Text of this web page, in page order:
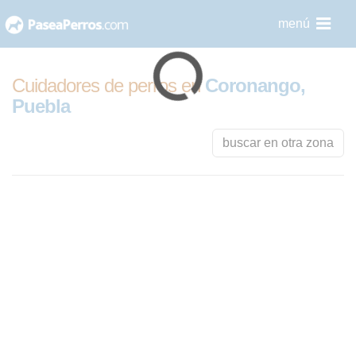
al
menú
Cuidadores de perros enCoronango,
Puebla
buscar en otra zona